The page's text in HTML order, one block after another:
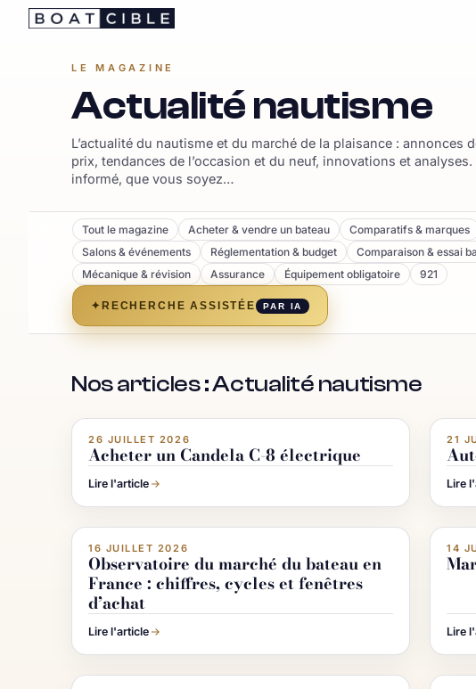
Passer
LE MAGAZINE
Actualité nautisme
L’actualité du nautisme et du marché de la plaisance : annonces
prix, tendances de l’occasion et du neuf, innovations et analyses.
informé, que vous soyez…
Tout le magazine Acheter & vendre un bateau Comparatifs & marques
Salons & événements
Réglementation & budget Comparaison & essai
Mécanique & révision
Assurance Équipement obligatoire 921
✦ RECHERCHE ASSISTÉE PAR IA
Nos articles : Actualité nautisme
ACTUALITÉ NAUTISME
26 JUILLET 2026
Acheter un Candela C-8 électrique
Lire l'article
21
Lire
ACTUALITÉ NAUTISME
16 JUILLET 2026
Observatoire du marché du bateau en
France : chiffres, cycles et fenêtres
d’achat
Lire l'article
14
Lire